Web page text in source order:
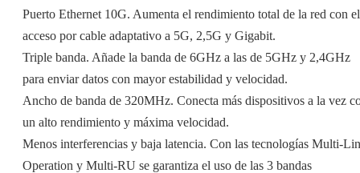
Puerto Ethernet 10G. Aumenta el rendimiento total de la red con el
acceso por cable adaptativo a 5G, 2,5G y Gigabit.
Triple banda. Añade la banda de 6GHz a las de 5GHz y 2,4GHz
para enviar datos con mayor estabilidad y velocidad.
Ancho de banda de 320MHz. Conecta más dispositivos a la vez
un alto rendimiento y máxima velocidad.
Menos interferencias y baja latencia. Con las tecnologías Multi-
Operation y Multi-RU se garantiza el uso de las 3 bandas